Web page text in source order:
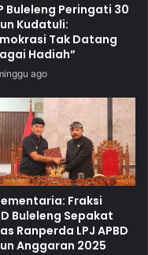
Buleleng Peringati 30
Kudatuli:
Tak Datang
Hadiah”
ago
Fraksi
Buleleng Sepakat
Ranperda LPJ APBD
Anggaran 2025